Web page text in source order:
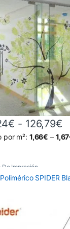
Monoméricos
€ - 126,79€
por m²: 1,66€ – 1,67
tiene
De Impresión
Polimérico Permanente,
Poliméricos Spider
SPIDER